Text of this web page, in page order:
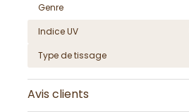
Genre
Indice UV
Type de tissage
Avis clients